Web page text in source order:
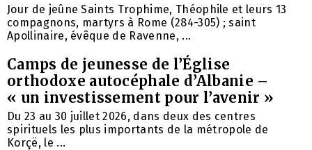
Jour de jeûne Saints Trophime, Théophile et leurs 13
compagnons, martyrs à Rome (284-305) ; saint
Apollinaire, évêque de Ravenne, ...
Camps de jeunesse de l’Église
orthodoxe autocéphale d’Albanie –
« un investissement pour l’avenir »
Du 23 au 30 juillet 2026, dans deux des centres
spirituels les plus importants de la métropole de
Korçë, le ...